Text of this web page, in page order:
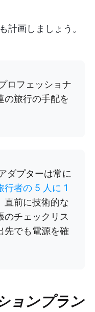
計画しましょう。
ロフェッショナ
の旅行の手配を
ダプターは常に
行者の 5 人に 1
直前に技術的な
のチェックリス
先でも電源を確
ョンプラン